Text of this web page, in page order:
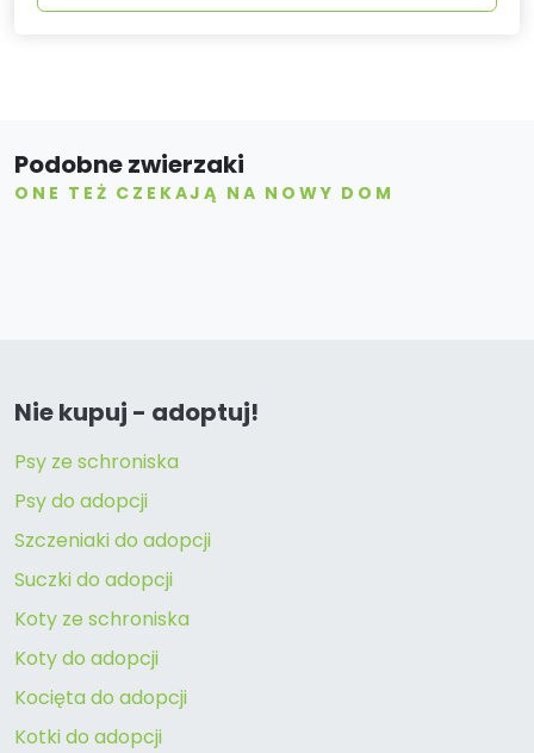
Podobne zwierzaki
ONE TEŻ CZEKAJĄ NA NOWY DOM
Nie kupuj - adoptuj!
Psy ze schroniska
Psy do adopcji
Szczeniaki do adopcji
Suczki do adopcji
Koty ze schroniska
Koty do adopcji
Kocięta do adopcji
Kotki do adopcji